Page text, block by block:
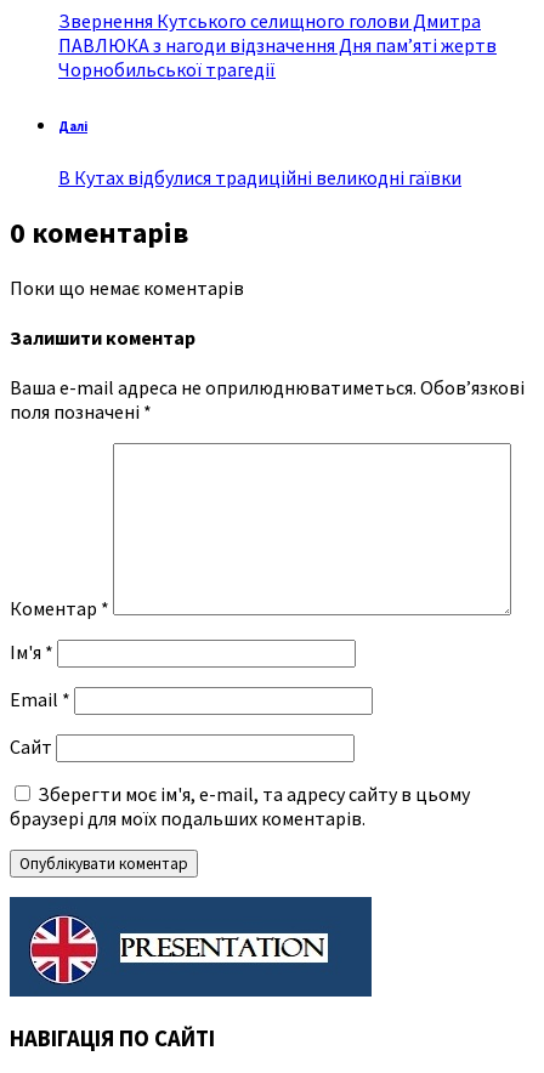
Звернення Кутського селищного голови Дмитра
ПАВЛЮКА з нагоди відзначення Дня пам’яті жертв
Чорнобильської трагедії
Далі
В Кутах відбулися традиційні великодні гаївки
0 коментарів
Поки що немає коментарів
Залишити коментар
Ваша e-mail адреса не оприлюднюватиметься. Обов’язкові
поля позначені *
Коментар *
Ім'я *
Email *
Сайт
Зберегти моє ім'я, e-mail, та адресу сайту в цьому
браузері для моїх подальших коментарів.
НАВІГАЦІЯ ПО САЙТІ